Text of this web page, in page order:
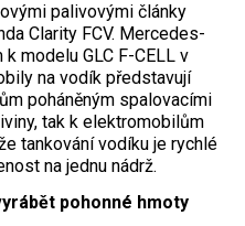
palivovými články
Clarity FCV. Mercedes-
modelu GLC F-CELL v
na vodík představují
poháněným spalovacími
tak k elektromobilům
tankování vodíku je rychlé
na jednu nádrž.
pohonné hmoty